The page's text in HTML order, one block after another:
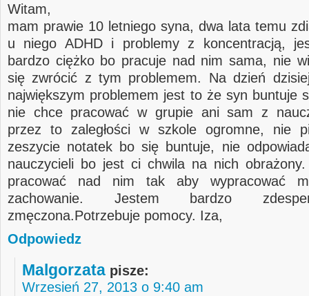
Witam,
mam prawie 10 letniego syna, dwa lata temu
u niego ADHD i problemy z koncentracją,
bardzo ciężko bo pracuje nad nim sama, nie
się zwrócić z tym problemem. Na dzień
największym problemem jest to że syn buntuje
nie chce pracować w grupie ani sam z
przez to zaległości w szkole ogromne, nie
zeszycie notatek bo się buntuje, nie
nauczycieli bo jest ci chwila na nich
pracować nad nim tak aby wypracować
zachowanie. Jestem bardzo
zmęczona.Potrzebuje pomocy. Iza,
Odpowiedz
Malgorzata pisze:
Wrzesień 27, 2013 o 9:40 am